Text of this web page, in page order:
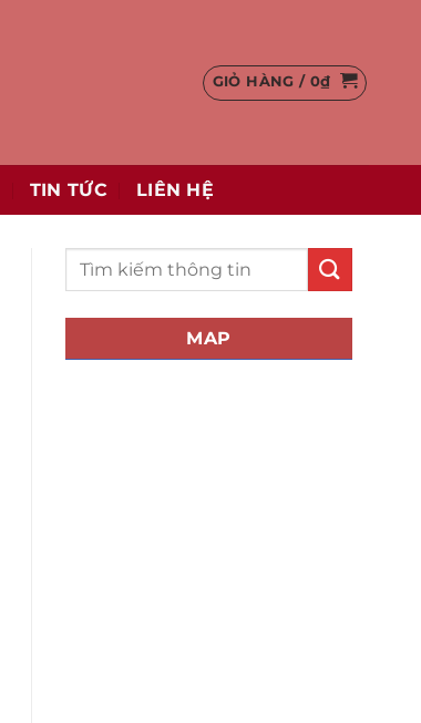
GIỎ HÀNG / 0₫
TIN TỨC LIÊN HỆ
MAP